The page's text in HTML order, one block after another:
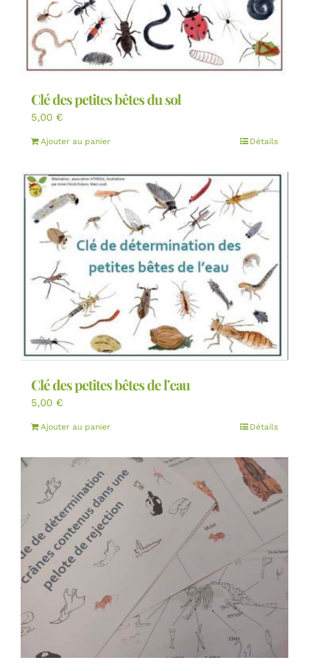
Clé des petites bêtes du sol
5,00 €
Ajouter au panier Détails
Clé des petites bêtes de l’eau
5,00 €
Ajouter au panier Détails